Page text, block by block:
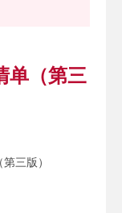
单（第三
三版）